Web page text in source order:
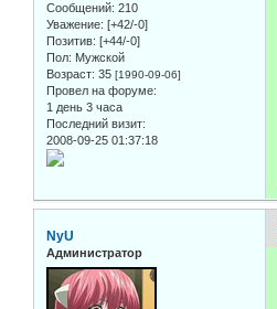
Сообщений: 210
Уважение: [+42/-0]
Позитив: [+44/-0]
Пол: Мужской
Возраст: 35 [1990-09-06]
Провел на форуме:
1 день 3 часа
Последний визит:
2008-09-25 01:37:18
NyU
Администратор